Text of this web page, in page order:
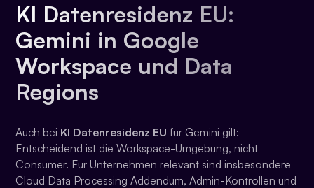
KI Datenresidenz EU:
Gemini in Google
Workspace und Data
Regions
Auch bei KI Datenresidenz EU für Gemini gilt:
Entscheidend ist die Workspace-Umgebung, nicht
Consumer. Für Unternehmen relevant sind insbesondere
Cloud Data Processing Addendum, Admin-Kontrollen und